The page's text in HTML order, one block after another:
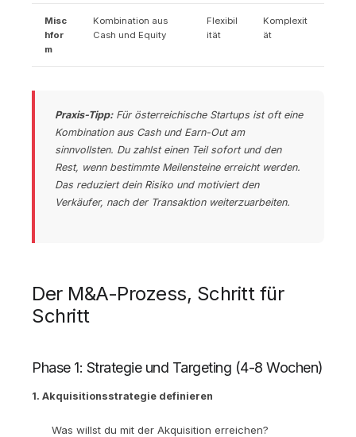
Misc
hfor
m
Kombination aus
Cash und Equity
Flexibil
ität
Komplexit
ät
Praxis-Tipp:Für österreichische Startups ist oft eine
Kombination aus Cash und Earn-Out am
sinnvollsten. Du zahlst einen Teil sofort und den
Rest, wenn bestimmte Meilensteine erreicht werden.
Das reduziert dein Risiko und motiviert den
Verkäufer, nach der Transaktion weiterzuarbeiten.
Der M&A-Prozess, Schritt für
Schritt
Phase 1: Strategie und Targeting (4-8 Wochen)
1. Akquisitionsstrategie definieren
Was willst du mit der Akquisition erreichen?